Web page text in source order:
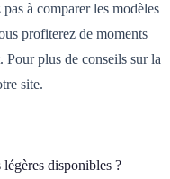
à comparer les modèles
profiterez de moments
Pour plus de conseils sur la
site.
disponibles ?